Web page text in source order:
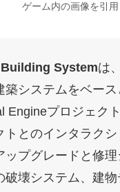
ゲーム内の画像を引用
Systemは
築システムをベース
Engineプロジェク
トとのインタラク
ップグレードと修理
破壊システム、建